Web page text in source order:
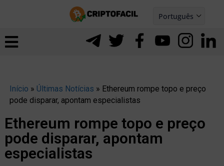
Português
Español
Início » Últimas Notícias » Ethereum rompe topo e preço
pode disparar, apontam especialistas
Ethereum rompe topo e preço
pode disparar, apontam
especialistas